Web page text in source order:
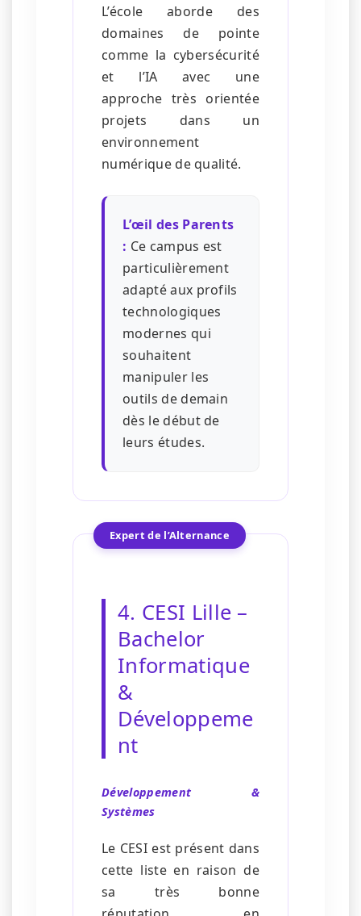
L’école aborde des
domaines de pointe
comme la cybersécurité
et l’IA avec une
approche très orientée
projets dans un
environnement
numérique de qualité.
L’œil des Parents
: Ce campus est
particulièrement
adapté aux profils
technologiques
modernes qui
souhaitent
manipuler les
outils de demain
dès le début de
leurs études.
Expert de l’Alternance
4. CESI Lille –
Bachelor
Informatique
&
Développeme
nt
Développement &
Systèmes
Le CESI est présent dans
cette liste en raison de
sa très bonne